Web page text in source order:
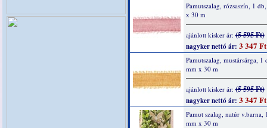
Pamutszalag, rózsaszín, 1
x 30 m
ajánlott kisker ár:(5 595 Ft)
nagyker nettó ár: 3 347 Ft
Pamutszalag, mustársárga, 1
mm x 30 m
ajánlott kisker ár:(5 595 Ft)
nagyker nettó ár: 3 347 Ft
Pamut szalag, natúr v.barna,
mm x 30 m